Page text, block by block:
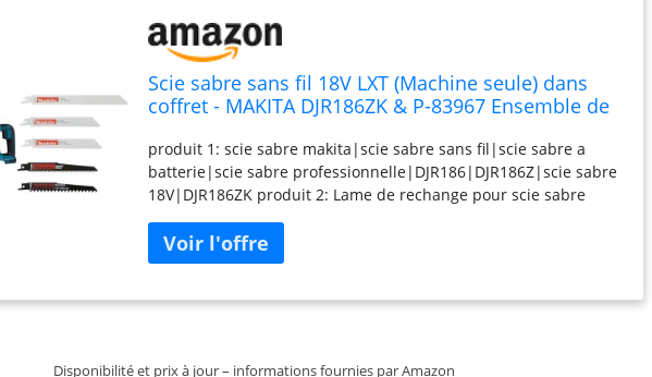
Scie sabre sans fil 18V LXT (Machine seule) dans
coffret - MAKITA DJR186ZK & P-83967 Ensemble de
produit 1: scie sabre makita|scie sabre sans fil|scie sabre a
batterie|scie sabre professionnelle|DJR186|DJR186Z|scie sabre
18V|DJR186ZK produit 2: Lame de rechange pour scie sabre
produit 2: Compatible avec les appareils Makita et d'autres
fabricants produit 2: Produit original de la marque Makita –
Qualité
Disponibilité et prix à jour – informations fournies par Amazon